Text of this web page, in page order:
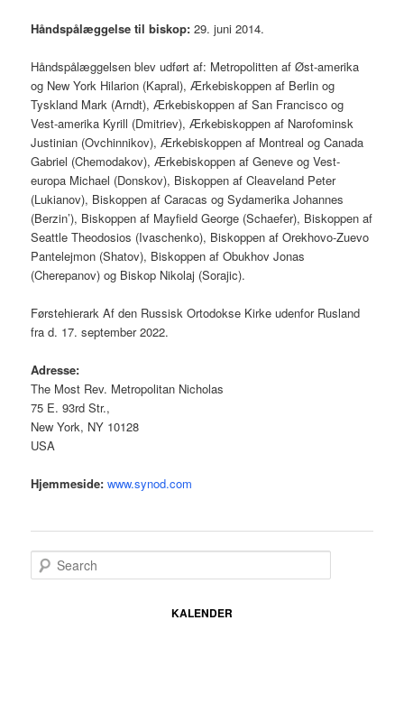
Håndspålæggelse til biskop: 29. juni 2014.
Håndspålæggelsen blev udført af: Metropolitten af Øst-amerika
og New York Hilarion (Kapral), Ærkebiskoppen af Berlin og
Tyskland Mark (Arndt), Ærkebiskoppen af San Francisco og
Vest-amerika Kyrill (Dmitriev), Ærkebiskoppen af Narofominsk
Justinian (Ovchinnikov), Ærkebiskoppen af Montreal og Canada
Gabriel (Chemodakov), Ærkebiskoppen af Geneve og Vest-
europa Michael (Donskov), Biskoppen af Cleaveland Peter
(Lukianov), Biskoppen af Caracas og Sydamerika Johannes
(Berzin’), Biskoppen af Mayfield George (Schaefer), Biskoppen af
Seattle Theodosios (Ivaschenko), Biskoppen af Orekhovo-Zuevo
Pantelejmon (Shatov), Biskoppen af Obukhov Jonas
(Cherepanov) og Biskop Nikolaj (Sorajic).
Førstehierark Af den Russisk Ortodokse Kirke udenfor Rusland
fra d. 17. september 2022.
Adresse:
The Most Rev. Metropolitan Nicholas
75 E. 93rd Str.,
New York, NY 10128
USA
Hjemmeside: www.synod.com
e
KALENDER